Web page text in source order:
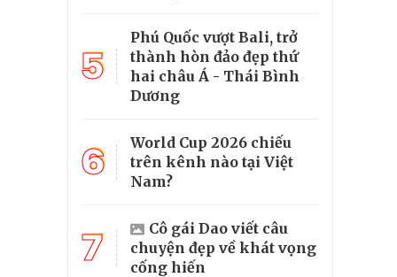
5
Phú Quốc vượt Bali, trở
thành hòn đảo đẹp thứ
hai châu Á - Thái Bình
Dương
6
World Cup 2026 chiếu
trên kênh nào tại Việt
Nam?
7
Cô gái Dao viết câu
chuyện đẹp về khát vọng
cống hiến